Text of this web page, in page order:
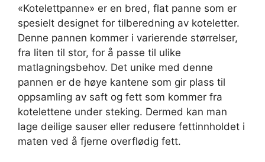
«Kotelettpanne» er en bred, flat panne som er
spesielt designet for tilberedning av koteletter.
Denne pannen kommer i varierende størrelser,
fra liten til stor, for å passe til ulike
matlagningsbehov. Det unike med denne
pannen er de høye kantene som gir plass til
oppsamling av saft og fett som kommer fra
kotelettene under steking. Dermed kan man
lage deilige sauser eller redusere fettinnholdet i
maten ved å fjerne overflødig fett.